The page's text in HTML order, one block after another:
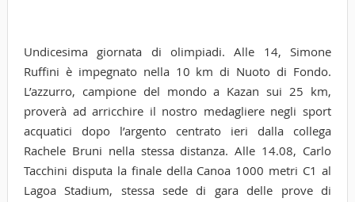
Undicesima giornata di olimpiadi. Alle 14, Simone
Ruffini è impegnato nella 10 km di Nuoto di Fondo.
L’azzurro, campione del mondo a Kazan sui 25 km,
proverà ad arricchire il nostro medagliere negli sport
acquatici dopo l’argento centrato ieri dalla collega
Rachele Bruni nella stessa distanza. Alle 14.08, Carlo
Tacchini disputa la finale della Canoa 1000 metri C1 al
Lagoa Stadium, stessa sede di gara delle prove di